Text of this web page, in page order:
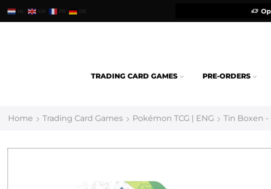
NL EN FR DE
binnen 24u verzonden.
TRADING CARD GAMES PRE-ORDERS
Home Trading Card Games Pokémon TCG | ENG Tin Boxen -